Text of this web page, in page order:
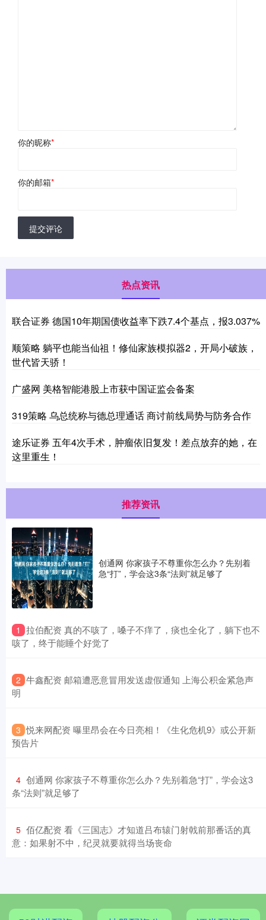
你的昵称*
你的邮箱*
提交评论
热点资讯
联合证券 德国10年期国债收益率下跌7.4个基点，报3.037%
顺策略 躺平也能当仙祖！修仙家族模拟器2，开局小破族，
世代皆天骄！
广盛网 美格智能港股上市获中国证监会备案
319策略 乌总统称与德总理通话 商讨前线局势与防务合作
途乐证券 五年4次手术，肿瘤依旧复发！差点放弃的她，在
这里重生！
推荐资讯
创通网 你家孩子不尊重你怎么办？先别着
急“打”，学会这3条“法则”就足够了
1 ​拉伯配资 真的不咳了，嗓子不痒了，痰也全化了，躺下也不
咳了，终于能睡个好觉了
2 ​牛鑫配资 邮箱遭恶意冒用发送虚假通知 上海公积金紧急声
明
3 ​悦来网配资 曝里昂会在今日亮相！《生化危机9》或公开新
预告片
4 ​创通网 你家孩子不尊重你怎么办？先别着急“打”，学会这3
条“法则”就足够了
5 ​佰亿配资 看《三国志》才知道吕布辕门射戟前那番话的真
意：如果射不中，纪灵就要就得当场丧命